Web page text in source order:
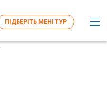
ПІДБЕРІТЬ МЕНІ ТУР